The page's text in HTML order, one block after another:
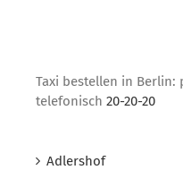
Taxi bestellen in Berlin:
telefonisch 20-20-20
Adlershof